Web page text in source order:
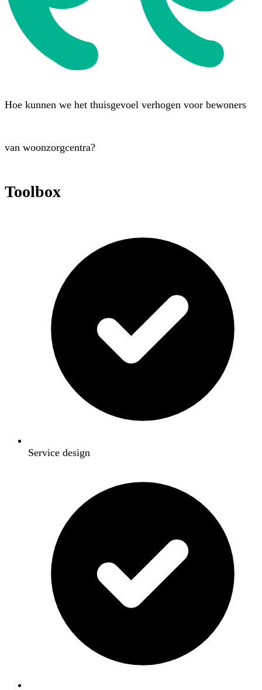
Hoe kunnen we het thuisgevoel verhogen voor bewoners
van woonzorgcentra?
Toolbox
Service design